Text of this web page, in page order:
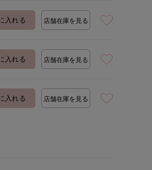
入れる 店舗在庫を見る
入れる 店舗在庫を見る
入れる 店舗在庫を見る